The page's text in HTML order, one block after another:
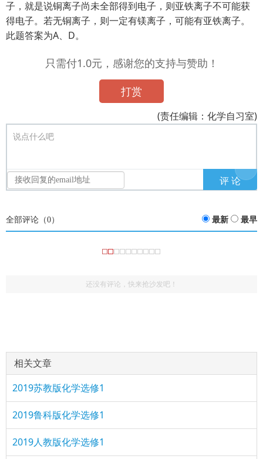
子，就是说铜离子尚未全部得到电子，则亚铁离子不可能获
得电子。若无铜离子，则一定有镁离子，可能有亚铁离子。
此题答案为A、D。
只需付1.0元，感谢您的支持与赞助！
打赏
(责任编辑：化学自习室)
说点什么吧
全部评论（0） 最新 最早
还没有评论，快来抢沙发吧！
相关文章
2019苏教版化学选修1
2019鲁科版化学选修1
2019人教版化学选修1